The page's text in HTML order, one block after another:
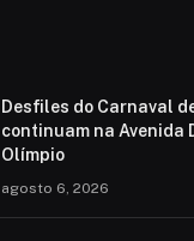
Desfiles do Carnaval
continuam na Avenida
Olímpio
agosto 6, 2026